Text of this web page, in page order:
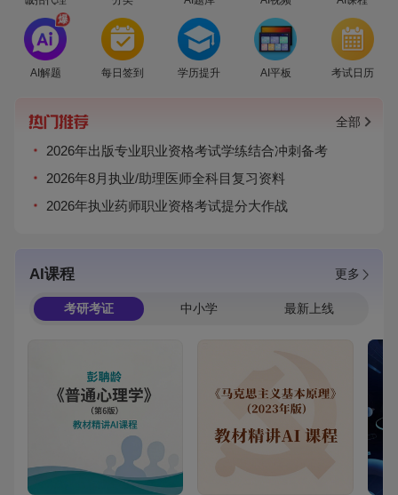
爆
AI解题 每日签到 学历提升 AI平板 考试日历
全部
2026年出版专业职业资格考试学练结合冲刺备考
2026年8月执业/助理医师全科目复习资料
2026年执业药师职业资格考试提分大作战
AI课程 更多
考研考证 中小学 最新上线